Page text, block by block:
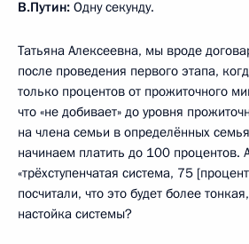
В.Путин: Одну секунду.
Татьяна Алексеевна, мы вроде
после проведения первого этапа,
только процентов от прожиточного
что «не добивает» до уровня
на члена семьи в определённых
начинаем платить до 100 процентов.
«трёхступенчатая система, 75
посчитали, что это будет более
настойка системы?